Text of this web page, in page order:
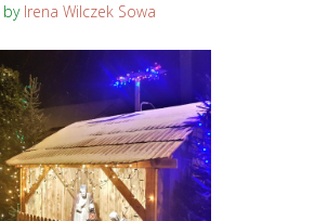
by Irena Wilczek Sowa